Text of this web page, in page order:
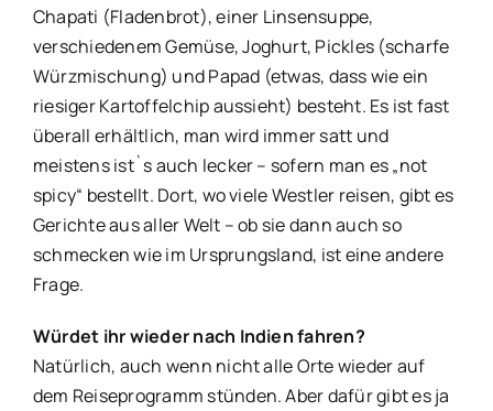
Chapati (Fladenbrot), einer Linsensuppe,
verschiedenem Gemüse, Joghurt, Pickles (scharfe
Würzmischung) und Papad (etwas, dass wie ein
riesiger Kartoffelchip aussieht) besteht. Es ist fast
überall erhältlich, man wird immer satt und
meistens ist`s auch lecker – sofern man es „not
spicy“ bestellt. Dort, wo viele Westler reisen, gibt es
Gerichte aus aller Welt – ob sie dann auch so
schmecken wie im Ursprungsland, ist eine andere
Frage.
Würdet ihr wieder nach Indien fahren?
Natürlich, auch wenn nicht alle Orte wieder auf
dem Reiseprogramm stünden. Aber dafür gibt es ja